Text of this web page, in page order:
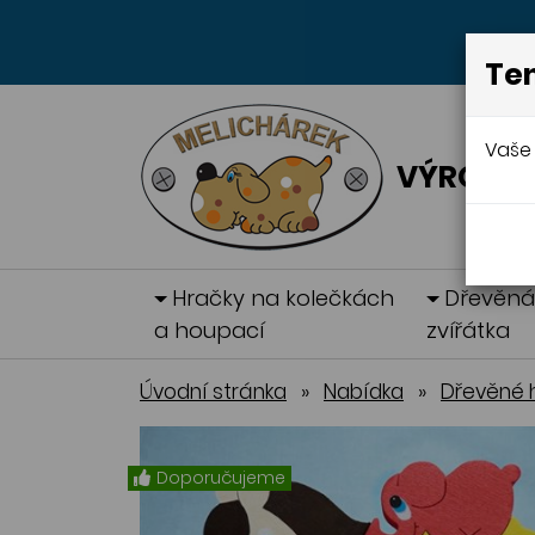
VÝROBA
Hračky na kolečkách
a houpací
Dřevěná
zvířátka
Úvodní stránka » Nabídka » Dřevěné
Doporučujeme